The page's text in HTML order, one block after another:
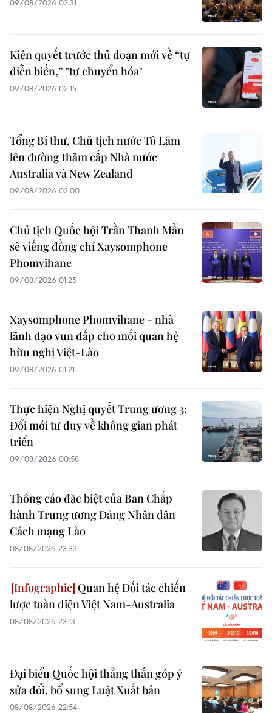
Kiên quyết trước thủ đoạn mới về “tự
diễn biến,” "tự chuyển hóa"
09/08/2026 02:15
Tổng Bí thư, Chủ tịch nước Tô Lâm
lên đường thăm cấp Nhà nước
Australia và New Zealand
09/08/2026 02:00
Chủ tịch Quốc hội Trần Thanh Mẫn
sẽ viếng đồng chí Xaysomphone
Phomvihane
09/08/2026 01:25
Xaysomphone Phomvihane - nhà
lãnh đạo vun đắp cho mối quan hệ
hữu nghị Việt-Lào
09/08/2026 01:21
Thực hiện Nghị quyết Trung ương 3:
Đổi mới tư duy về không gian phát
triển
09/08/2026 00:58
Thông cáo đặc biệt của Ban Chấp
hành Trung ương Đảng Nhân dân
Cách mạng Lào
08/08/2026 23:33
Quan hệ Đối tác chiến
lược toàn diện Việt Nam-Australia
08/08/2026 23:13
Đại biểu Quốc hội thẳng thắn góp ý
sửa đổi, bổ sung Luật Xuất bản
08/08/2026 22:54